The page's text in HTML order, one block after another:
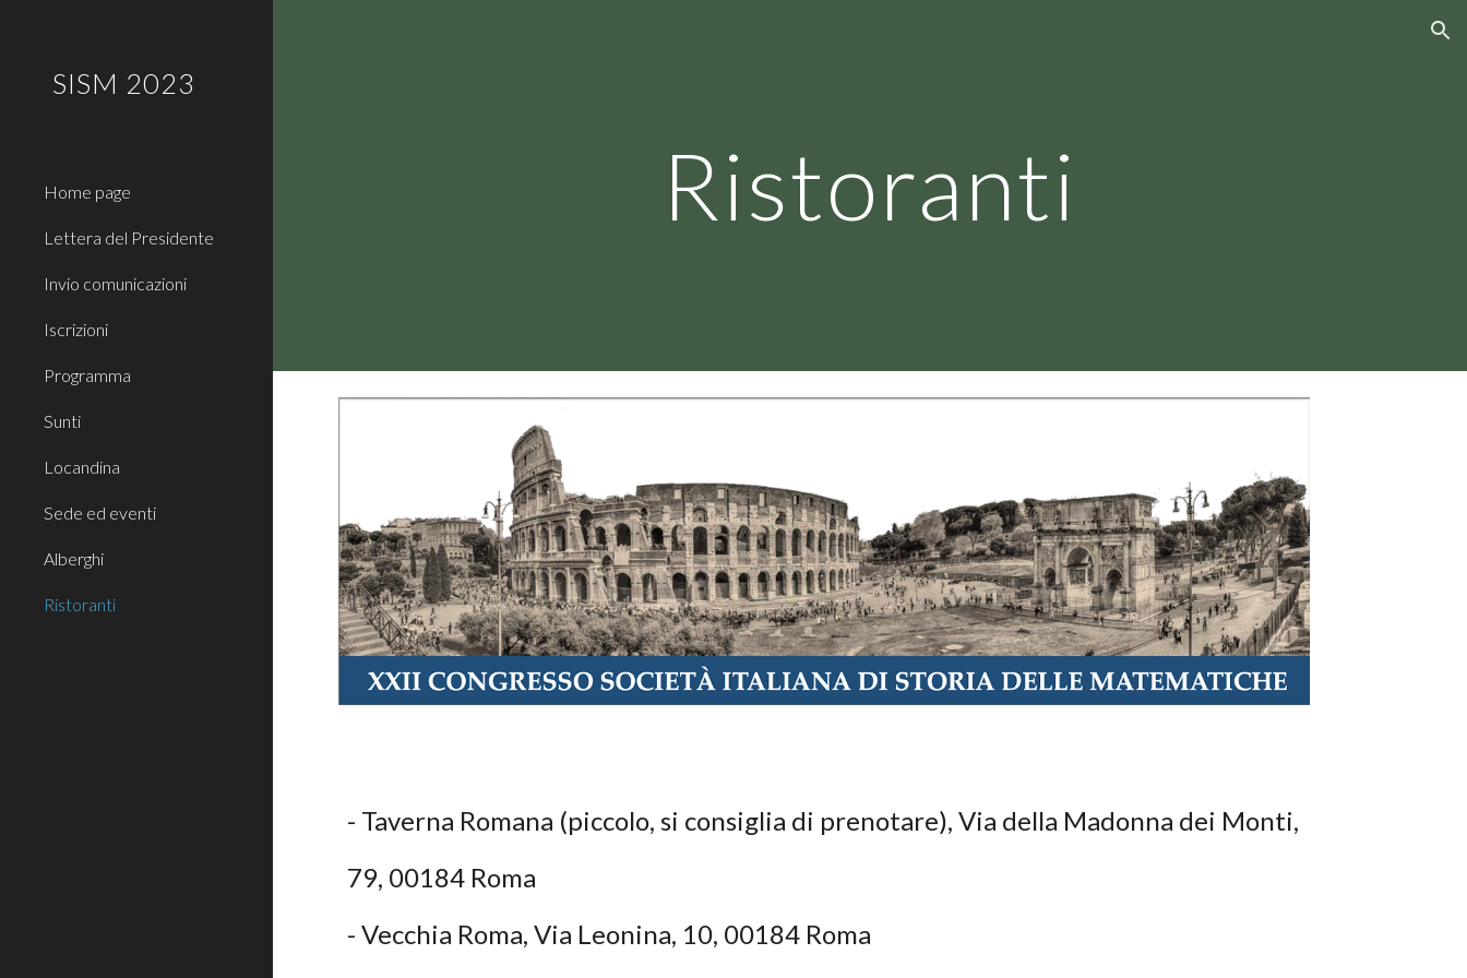
SISM 2023
Home page
Lettera del Presidente
Invio comunicazioni
Iscrizioni
Programma
Sunti
Locandina
Sede ed eventi
Alberghi
Ristoranti
Ristoranti
- Taverna Romana (piccolo, si consiglia di prenotare), Via della Madonna dei Monti,
79, 00184 Roma
- Vecchia Roma, Via Leonina, 10, 00184 Roma